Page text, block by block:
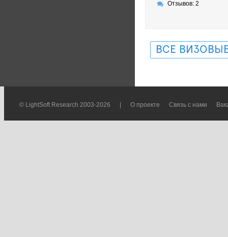
Отзывов: 2
ВСЕ
© LightSoft Research 2003-2026 О проекте Связь с нами